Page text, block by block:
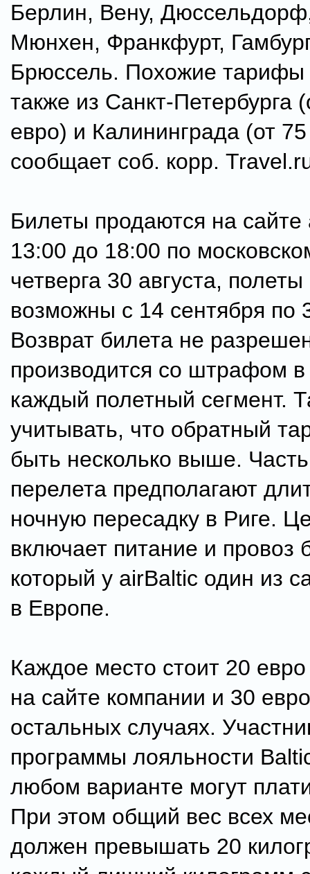
Берлин, Вену,
Мюнхен, Франкфурт,
Брюссель. Похожие тарифы
также из Санкт-Петербурга
евро) и Калининграда (от
сообщает соб. корр.
Билеты продаются на сайте
13:00 до 18:00 по
четверга 30 августа,
возможны с 14 сентября по
Возврат билета не
производится со штрафом
каждый полетный сегмент.
учитывать, что обратный
быть несколько выше.
перелета предполагают
ночную пересадку в Риге.
включает питание и провоз
который у airBaltic один из
в Европе.
Каждое место стоит 20
на сайте компании и 30
остальных случаях.
программы лояльности
любом варианте могут
При этом общий вес всех
должен превышать 20